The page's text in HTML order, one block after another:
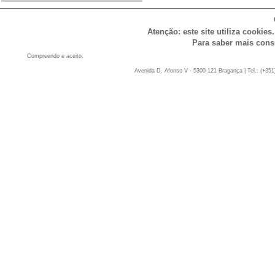
Atenção: este site utiliza
Para saber mais
Compreendo e aceito.
Avenida D. Afonso V - 5300-121 Bragança | Tel.: